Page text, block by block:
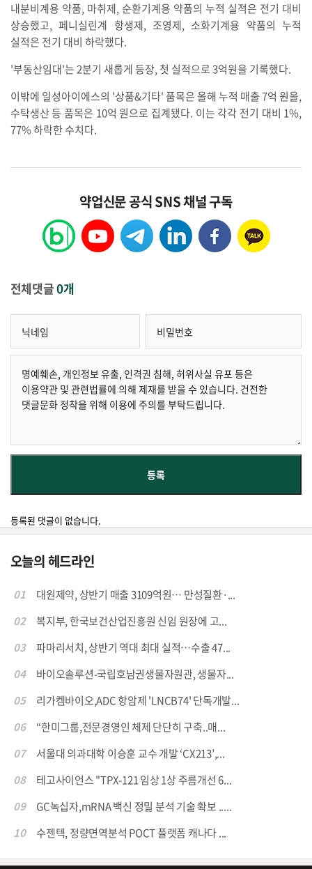
내분비계용 약품, 마취제, 순환기계용 약품의 누적 실적은 전기 대비
상승했고, 페니실린계 항생제, 조영제, 소화기계용 약품의 누적
실적은 전기 대비 하락했다.
'부동산임대'는 2분기 새롭게 등장, 첫 실적으로 3억원을 기록했다.
이밖에 일성아이에스의 '상품&기타' 품목은 올해 누적 매출 7억 원을,
수탁생산 등 품목은 10억 원으로 집계됐다. 이는 각각 전기 대비 1%,
77% 하락한 수치다.
약업신문 공식 SNS 채널 구독
전체댓글0개
등록된 댓글이 없습니다.
오늘의 헤드라인
01
대원제약, 상반기 매출 3109억원… 만성질환·...
02
복지부, 한국보건산업진흥원 신임 원장에 고...
03
파마리서치, 상반기 역대 최대 실적…수출 47...
04
바이오솔루션-국립호남권생물자원관, 생물자...
05
리가켐바이오,ADC 항암제 'LNCB74' 단독개발...
06
“한미그룹,전문경영인 체제 단단히 구축..매...
07
서울대 의과대학 이승훈 교수 개발 ‘CX213’,...
08
테고사이언스 "TPX-121 임상 1상 주름개선 6...
09
GC녹십자,mRNA 백신 정밀 분석 기술 확보 .....
10
수젠텍, 정량면역분석 POCT 플랫폼 캐나다 ...